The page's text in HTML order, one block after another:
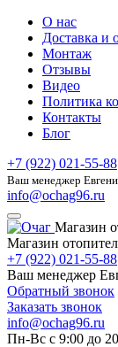
О нас
Доставка и
Монтаж
Отзывы
Видео
Политика
Контакты
Блог
+7 (922) 021-55-88
Ваш менеджер
info@ochag96.ru
Магазин
Магазин
+7 (922) 021-55-88
Ваш менеджер
Обратный звонок
Заказать звонок
info@ochag96.ru
Пн-Вс с 9:00 до